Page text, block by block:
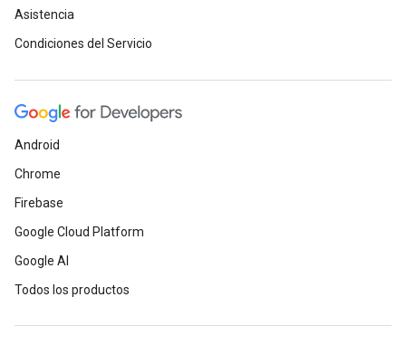
Asistencia
Condiciones del Servicio
Android
Chrome
Firebase
Google Cloud Platform
Google AI
Todos los productos